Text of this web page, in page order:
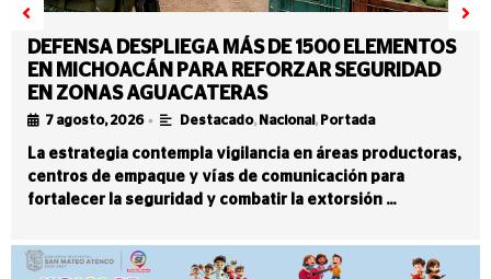
DEFENSA DESPLIEGA MÁS DE 1500 ELEMENTOS
EN MICHOACÁN PARA REFORZAR SEGURIDAD
EN ZONAS AGUACATERAS
7 agosto, 2026 • Destacado, Nacional , Portada
La estrategia contempla vigilancia en áreas productoras,
centros de empaque y vías de comunicación para
fortalecer la seguridad y combatir la extorsión …